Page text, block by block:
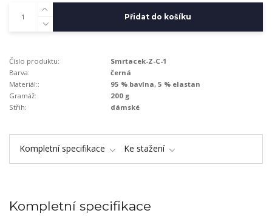
Přidat do košíku
Číslo produktu:
Smrtacek-Z-C-1
Barva:
černá
Materiál::
95 % bavlna, 5 % elastan
Gramáž:
200 g
Střih:
dámské
Kompletní specifikace Ke stažení
Kompletní specifikace